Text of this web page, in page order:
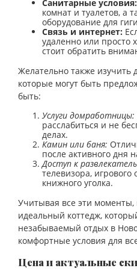
Санитарные условия:
комнат и туалетов, а
оборудование для
Связь и интернет:
удаленно или просто
стоит обратить
Желательно также изучить
которые могут быть
быть:
Услуги домработницы:
расслабиться и не
делах.
Камин или баня:
после активного дня
Доступ к
телевизора, игрового
книжного уголка.
Учитывая все эти
идеальный коттедж,
незабываемый отдых в
комфортные условия для
Цена и актуальные